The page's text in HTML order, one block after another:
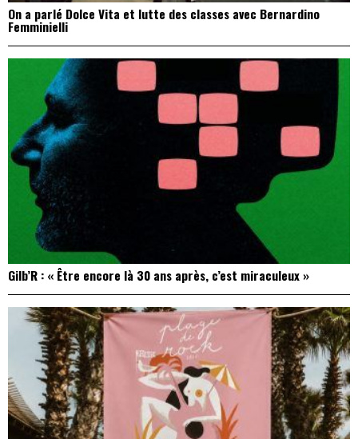
On a parlé Dolce Vita et lutte des classes avec Bernardino
Femminielli
Gilb’R : « Être encore là 30 ans après, c’est miraculeux »